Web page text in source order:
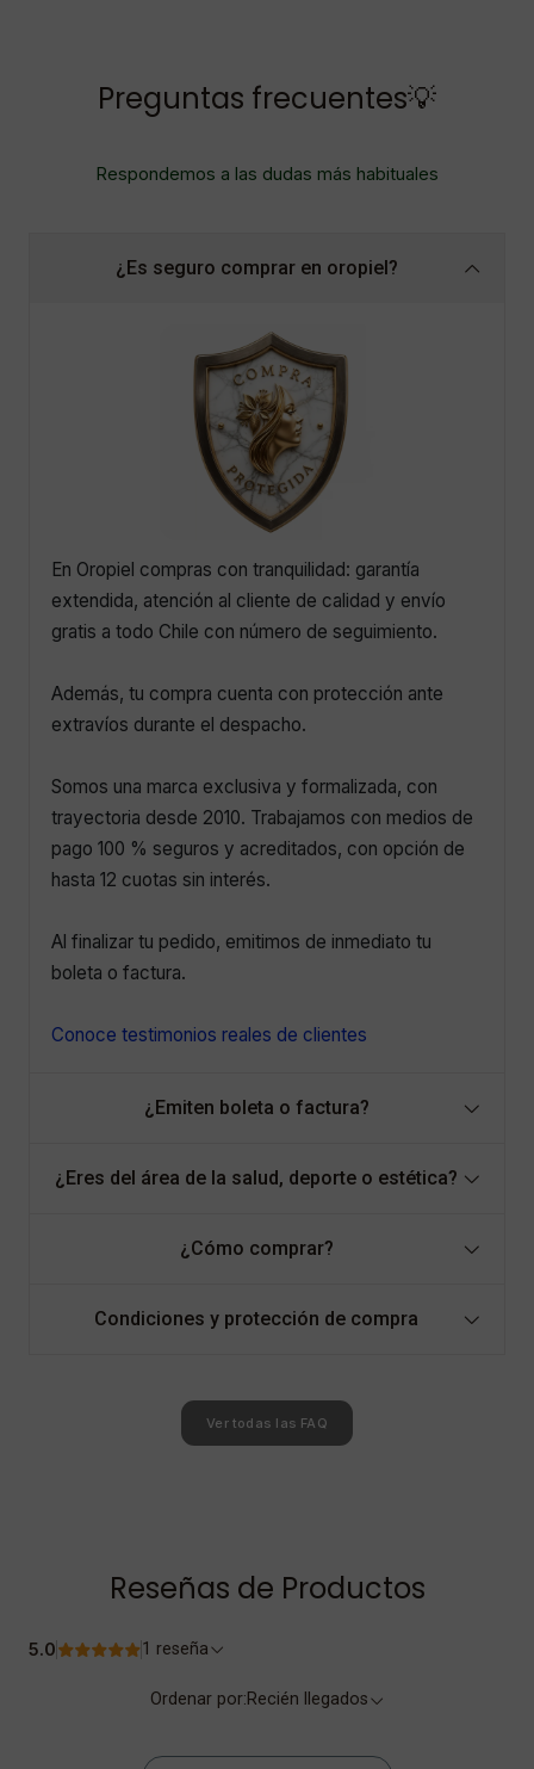
Preguntas frecuentes💡
Respondemos a las dudas más habituales
¿Es seguro comprar en oropiel?
En Oropiel compras con tranquilidad: garantía
extendida, atención al cliente de calidad y envío
gratis a todo Chile con número de seguimiento.
Además, tu compra cuenta con protección ante
extravíos durante el despacho.
Somos una marca exclusiva y formalizada, con
trayectoria desde 2010. Trabajamos con medios de
pago 100 % seguros y acreditados, con opción de
hasta 12 cuotas sin interés.
Al finalizar tu pedido, emitimos de inmediato tu
boleta o factura.
Conoce testimonios reales de clientes
¿Emiten boleta o factura?
¿Eres del área de la salud, deporte o estética?
¿Cómo comprar?
Condiciones y protección de compra
Ver todas las FAQ
Reseñas de Productos
5.0 1 reseña
Ordenar por:Recién llegados